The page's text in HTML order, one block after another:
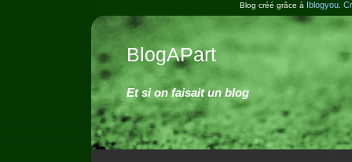
Blog créé grâce à Iblogyou
BlogAPart
Et si on faisait un blog